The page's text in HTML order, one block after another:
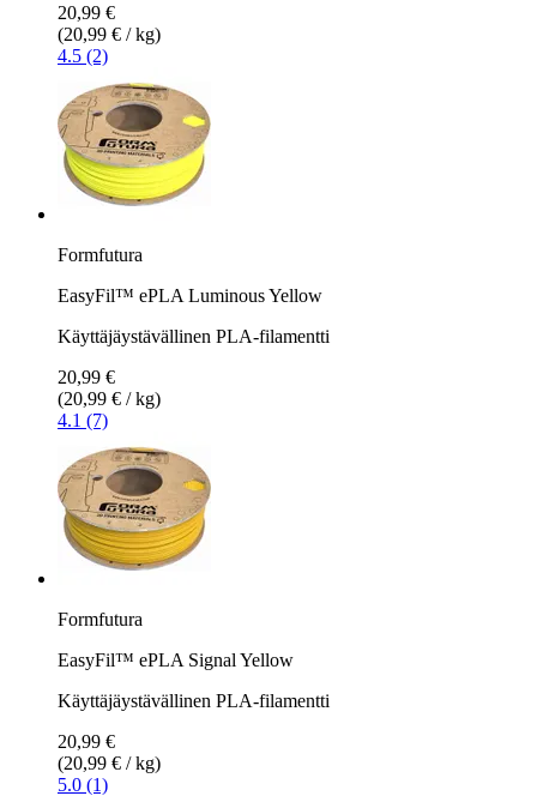
20,99 €
(20,99 € / kg)
4.5 (2)
Formfutura
EasyFil™ ePLA Luminous Yellow
Käyttäjäystävällinen PLA-filamentti
20,99 €
(20,99 € / kg)
4.1 (7)
Formfutura
EasyFil™ ePLA Signal Yellow
Käyttäjäystävällinen PLA-filamentti
20,99 €
(20,99 € / kg)
5.0 (1)